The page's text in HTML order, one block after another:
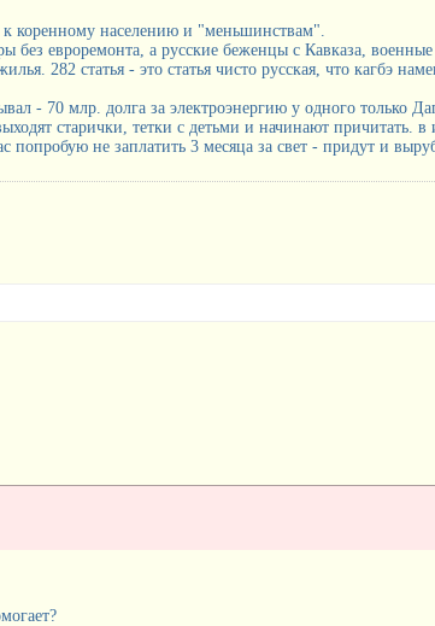
коренному населению и "меньшинствам".
без евроремонта, а русские беженцы с Кавказа,
282 статья - это статья чисто русская, что кагбэ
- 70 млр. долга за электроэнергию у одного только
старички, тетки с детьми и начинают причитать. в
попробую не заплатить 3 месяца за свет - придут и